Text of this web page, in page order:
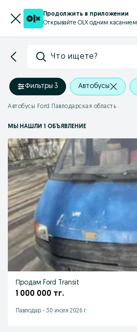
Продолжить в приложении
Открывайте OLX одним касанием
Что ищете?
Фильтры·3 Автобусы
Автобусы Ford Павлодарская область
МЫ НАШЛИ 1 ОБЪЯВЛЕНИЕ
Продам Ford Transit
1 000 000 тг.
Павлодар - 30 июля 2026 г.